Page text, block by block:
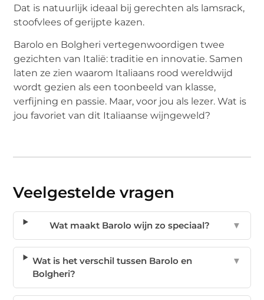
Dat is natuurlijk ideaal bij gerechten als lamsrack,
stoofvlees of gerijpte kazen.
Barolo en Bolgheri vertegenwoordigen twee
gezichten van Italië: traditie en innovatie. Samen
laten ze zien waarom Italiaans rood wereldwijd
wordt gezien als een toonbeeld van klasse,
verfijning en passie. Maar, voor jou als lezer. Wat is
jou favoriet van dit Italiaanse wijngeweld?
Veelgestelde vragen
Wat maakt Barolo wijn zo speciaal? ▼
Wat is het verschil tussen Barolo en
Bolgheri?
▼